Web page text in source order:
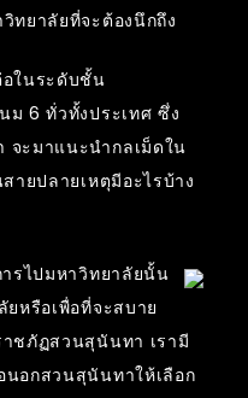
ทยาลัยที่จะต้องนึกถึง
ในระดับชั้น
6 ทั่วทั้งประเทศ ซึ่ง
ะมาแนะนำกลเม็ดใน
ายปลายเหตุมีอะไรบ้าง
ารไปมหาวิทยาลัยนั้น
ยหรือเพื่อที่จะสบาย
าชภัฏสวนสุนันทา เรามี
อกสวนสุนันทาให้เลือก